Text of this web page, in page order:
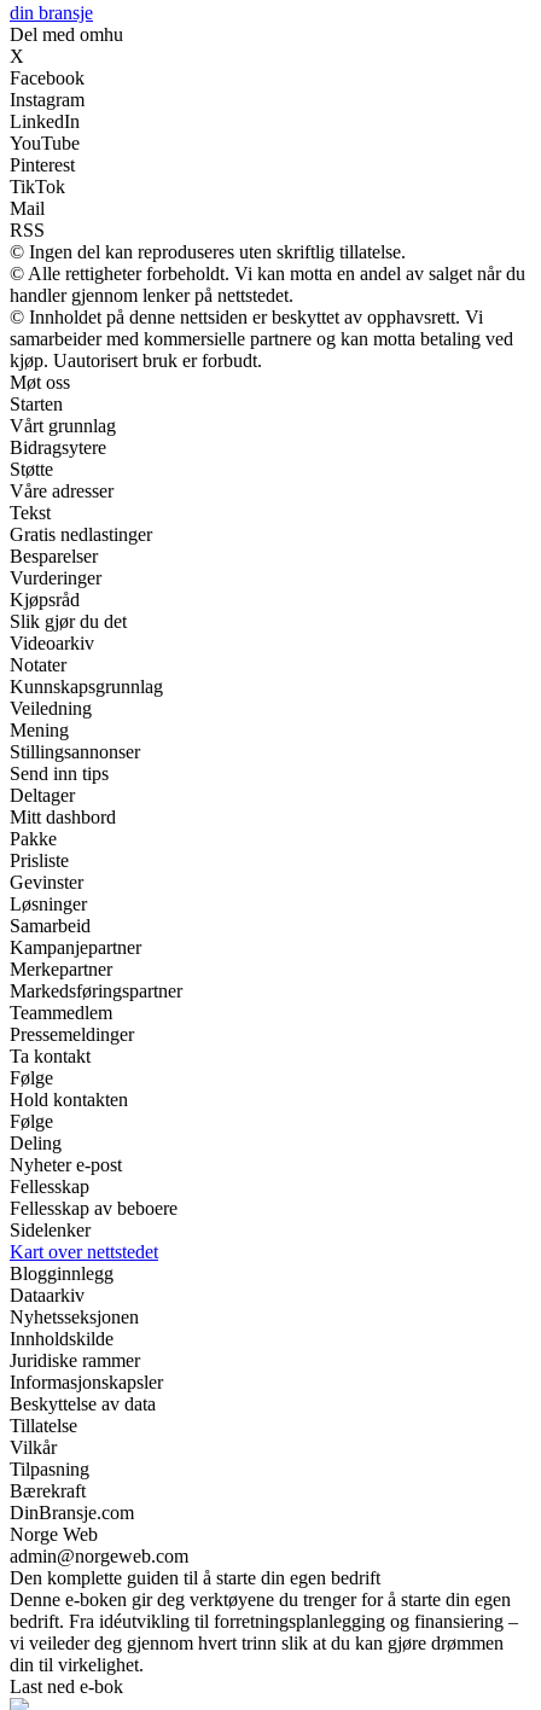
din bransje
Del med omhu
X
Facebook
Instagram
LinkedIn
YouTube
Pinterest
TikTok
Mail
RSS
© Ingen del kan reproduseres uten skriftlig tillatelse.
© Alle rettigheter forbeholdt. Vi kan motta en andel av salget når du
handler gjennom lenker på nettstedet.
© Innholdet på denne nettsiden er beskyttet av opphavsrett. Vi
samarbeider med kommersielle partnere og kan motta betaling ved
kjøp. Uautorisert bruk er forbudt.
Møt oss
Starten
Vårt grunnlag
Bidragsytere
Støtte
Våre adresser
Tekst
Gratis nedlastinger
Besparelser
Vurderinger
Kjøpsråd
Slik gjør du det
Videoarkiv
Notater
Kunnskapsgrunnlag
Veiledning
Mening
Stillingsannonser
Send inn tips
Deltager
Mitt dashbord
Pakke
Prisliste
Gevinster
Løsninger
Samarbeid
Kampanjepartner
Merkepartner
Markedsføringspartner
Teammedlem
Pressemeldinger
Ta kontakt
Følge
Hold kontakten
Følge
Deling
Nyheter e-post
Fellesskap
Fellesskap av beboere
Sidelenker
Kart over nettstedet
Blogginnlegg
Dataarkiv
Nyhetsseksjonen
Innholdskilde
Juridiske rammer
Informasjonskapsler
Beskyttelse av data
Tillatelse
Vilkår
Tilpasning
Bærekraft
DinBransje.com
Norge Web
admin@norgeweb.com
Den komplette guiden til å starte din egen bedrift
Denne e-boken gir deg verktøyene du trenger for å starte din egen
bedrift. Fra idéutvikling til forretningsplanlegging og finansiering –
vi veileder deg gjennom hvert trinn slik at du kan gjøre drømmen
din til virkelighet.
Last ned e-bok